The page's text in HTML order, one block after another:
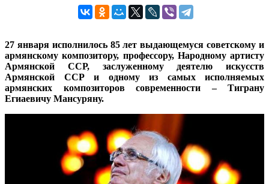
27 января исполнилось 85 лет выдающемуся советскому и
армянскому композитору, профессору, Народному артисту
Армянской ССР, заслуженному деятелю искусств
Армянской ССР и одному из самых исполняемых
армянских композиторов современности – Тиграну
Егиаевичу Мансуряну.